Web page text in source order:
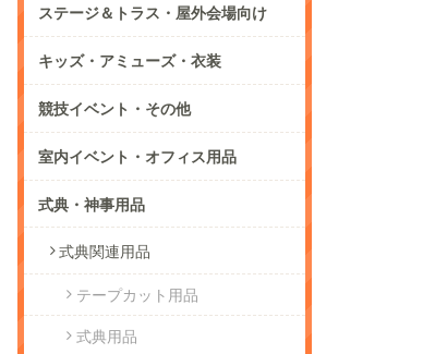
ステージ＆トラス・屋外会場向け
キッズ・アミューズ・衣装
競技イベント・その他
室内イベント・オフィス用品
式典・神事用品
式典関連用品
テープカット用品
式典用品